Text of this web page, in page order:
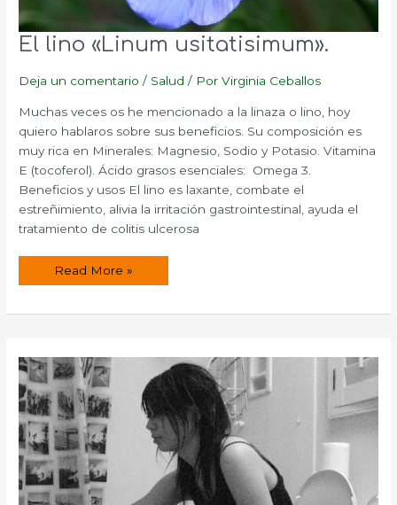
El lino «Linum usitatisimum».
Deja un comentario / Salud / PorVirginia Ceballos
Muchas veces os he mencionado a la linaza o lino, hoy
quiero hablaros sobre sus beneficios. Su composición es
muy rica en Minerales: Magnesio, Sodio y Potasio. Vitamina
E (tocoferol). Ácido grasos esenciales: Omega 3.
Beneficios y usos El lino es laxante, combate el
estreñimiento, alivia la irritación gastrointestinal, ayuda el
tratamiento de colitis ulcerosa
El
Read More »